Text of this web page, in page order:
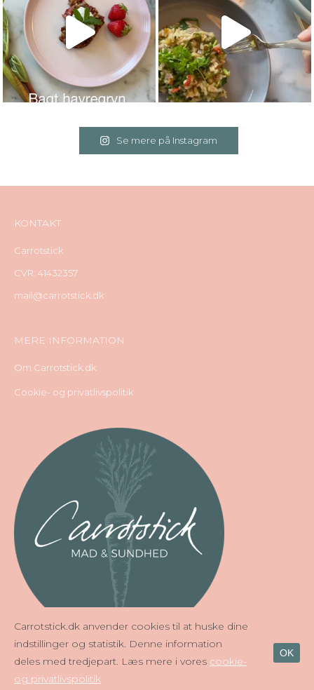
Se mere på Instagram
KONTAKT
Carrotstick
CVR: 41432357
mail@carrotstick.dk
MERE INFORMATION
Om Carrotstick.dk
Cookie- og privatlivspolitik
Carrotstick.dk anvender cookies til at huske dine
indstillinger og statistik. Denne information
deles med tredjepart. Læs mere i vores cookie-
og privatlivspolitik
OK